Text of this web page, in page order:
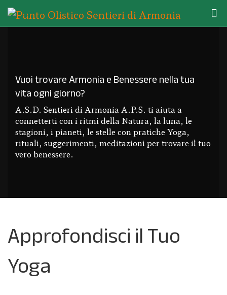
Vuoi trovare Armonia e Benessere nella tua
vita ogni giorno?
A.S.D. Sentieri di Armonia A.P.S. ti aiuta a
connetterti con i ritmi della Natura, la luna, le
stagioni, i pianeti, le stelle con pratiche Yoga,
rituali, suggerimenti, meditazioni per trovare il tuo
vero benessere.
Approfondisci il Tuo
Yoga